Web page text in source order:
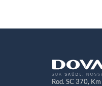
Rod. SC 370,